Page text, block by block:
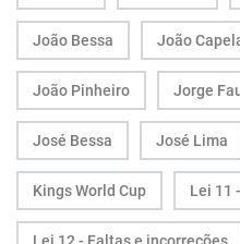
João Bessa João
João Pinheiro Jorge
José Bessa José Lima
Kings World Cup Lei 11